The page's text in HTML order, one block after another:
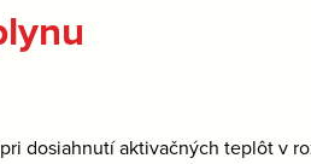
dosiahnutí aktivačných teplôt v